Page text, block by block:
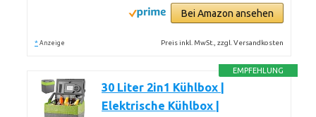
Bei Amazon ansehen
* Anzeige Preis inkl. MwSt., zzgl. Versandkosten
EMPFEHLUNG
30 Liter 2in1 Kühlbox |
Elektrische Kühlbox |